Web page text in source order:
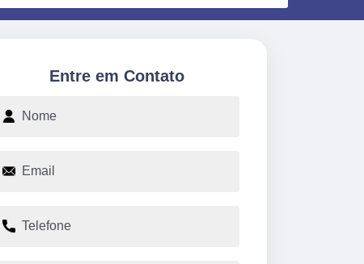
Entre em Contato